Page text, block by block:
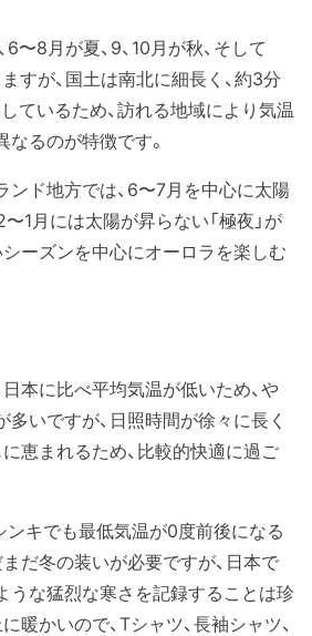
〜8月が夏、9、10月が秋、そして
すが、国土は南北に細長く、約3分
ているため、訪れる地域により気温
るのが特徴です。
ンド地方では、6〜7月を中心に太陽
〜1月には太陽が昇らない「極夜」が
シーズンを中心にオーロラを楽しむ
本に比べ平均気温が低いため、や
いですが、日照時間が徐々に長く
恵まれるため、比較的快適に過ご
ンキでも最低気温が0度前後になる
だ冬の装いが必要ですが、日本で
うな猛烈な寒さを記録することは珍
暖かいので、Tシャツ、長袖シャツ、